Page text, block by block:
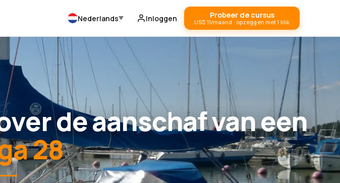
Nederlands Inloggen Probeer de cursus
US$ 11/maand · opzeggen met 1 klik
de aanschaf van een
28